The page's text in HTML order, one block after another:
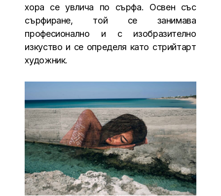
хора се увлича по сърфа. Освен със
сърфиране, той се занимава
професионално и с изобразително
изкуство и се определя като стрийтарт
художник.